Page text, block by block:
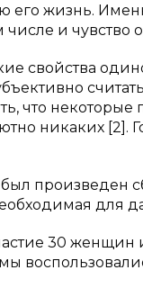
его жизнь.
и чувство
свойства
что
никаких
произведен
для
30 женщин и